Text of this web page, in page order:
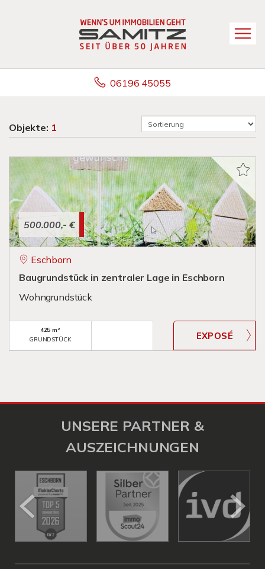
06196 45055
Objekte: 1
500.000,- €
Eschborn
Baugrundstück in zentraler Lage in Eschborn
Wohngrundstück
425 m²
GRUNDSTÜCK
UNSERE PARTNER &
AUSZEICHNUNGEN